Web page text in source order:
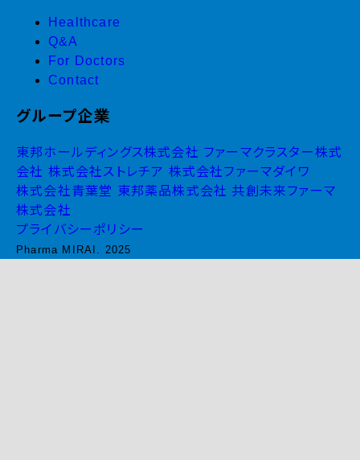
Healthcare
Q&A
For Doctors
Contact
グループ企業
東邦ホールディングス株式会社 ファーマクラスター株式
会社 株式会社ストレチア 株式会社ファーマダイワ
株式会社青葉堂 東邦薬品株式会社 共創未来ファーマ
株式会社
プライバシーポリシー
Pharma MIRAI. 2025